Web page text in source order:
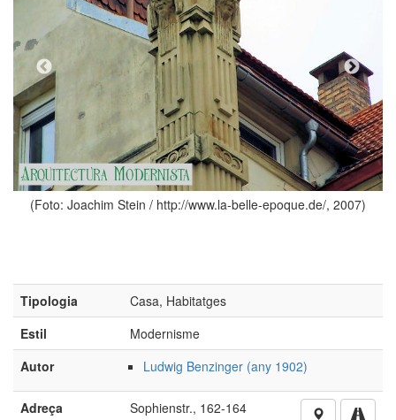
/ http://www.la-belle-epoque.de/, 2007)
(Foto: Pbe;
Tipologia
Casa, Habitatges
Estil
Modernisme
Autor
Ludwig Benzinger (any 1902)
Adreça Sophienstr., 162-164